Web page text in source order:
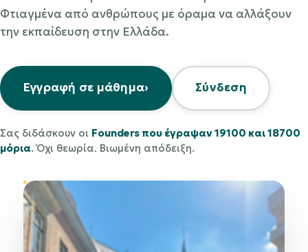
Φτιαγμένα από ανθρώπους με όραμα να αλλάξουν
την εκπαίδευση στην Ελλάδα.
Εγγραφή σε μάθημα› Σύνδεση
Σας διδάσκουν οι Founders που έγραψαν 19100 και 18700
μόρια. Όχι θεωρία. Βιωμένη απόδειξη.